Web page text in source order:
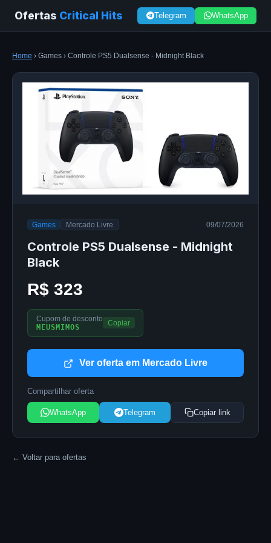
Ofertas Critical Hits Telegram WhatsApp
Home › Games › Controle PS5 Dualsense - Midnight Black
Games Mercado Livre 09/07/2026
Controle PS5 Dualsense - Midnight
Black
R$ 323
Cupom de desconto
MEUSMIMOS
Copiar
Ver oferta em Mercado Livre
Compartilhar oferta
WhatsApp Telegram Copiar link
← Voltar para ofertas